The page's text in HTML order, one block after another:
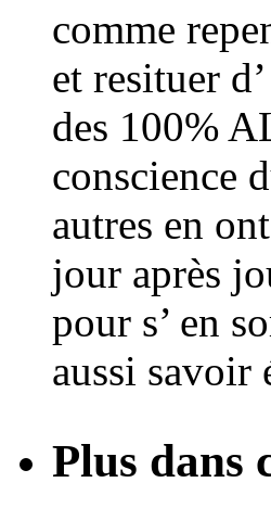
comme
et resituer
des 100%
conscience
autres en
jour après
pour s’ en
aussi savoir
Plus dans